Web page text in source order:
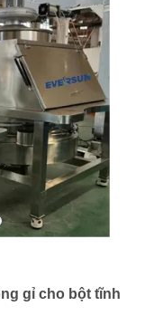
gỉ cho bột tĩnh